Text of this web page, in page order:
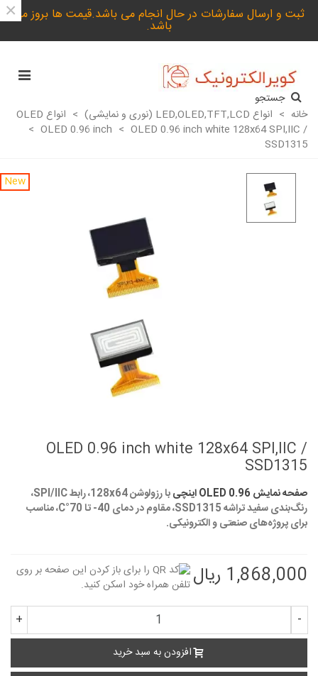
ثبت و ارسال سفارشات در حال انجام می باشد.قیمت ها بروز می
باشد.
×
جستجو
خانه > انواع LED,OLED,TFT,LCD (نوری و نمایشی) > انواع OLED
> OLED 0.96 inch > OLED 0.96 inch white 128x64 SPI,IIC /
SSD1315
New
OLED 0.96 inch white 128x64 SPI,IIC /
SSD1315
صفحه نمایش OLED 0.96 اینچی
با رزولوشن 128x64، رابط SPI/IIC،
رنگ‌بندی سفید تراشه SSD1315، مقاوم در دمای 40- تا 70°C، مناسب
برای پروژه‌های صنعتی و الکترونیکی.
1,868,000 ریال
-
+
افزودن به سبد خرید